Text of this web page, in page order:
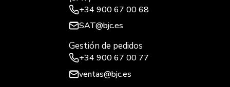
+34900 67 00 68
SAT@bjc.es
Gestión de pedidos
+34 900 67 00 77
ventas@bjc.es